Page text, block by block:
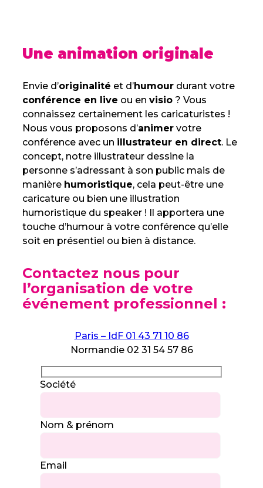
Une animation originale
Envie d’originalité et d’humour durant votre
conférence en live ou en visio ? Vous
connaissez certainement les caricaturistes !
Nous vous proposons d’animer votre
conférence avec un illustrateur en direct. Le
concept, notre illustrateur dessine la
personne s’adressant à son public mais de
manière humoristique, cela peut-être une
caricature ou bien une illustration
humoristique du speaker ! Il apportera une
touche d’humour à votre conférence qu’elle
soit en présentiel ou bien à distance.
Contactez nous pour
l’organisation de votre
événement professionnel :
Paris – IdF 01 43 71 10 86
Normandie 02 31 54 57 86
Société
Nom & prénom
Email